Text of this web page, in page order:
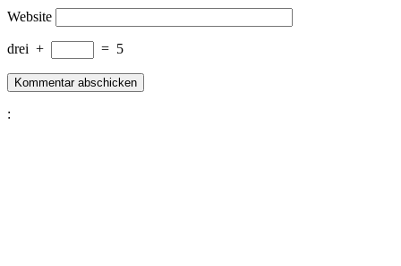
Website
drei + = 5
: